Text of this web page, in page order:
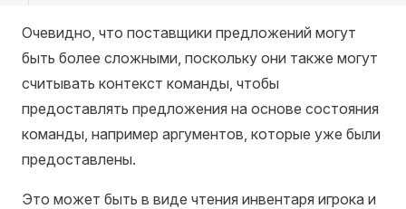
Очевидно, что поставщики предложений могут
быть более сложными, поскольку они также могут
считывать контекст команды, чтобы
предоставлять предложения на основе состояния
команды, например аргументов, которые уже были
предоставлены.
Это может быть в виде чтения инвентаря игрока и